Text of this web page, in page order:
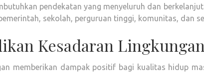
pendekatan yang menyeluruh dan
sekolah, perguruan tinggi, komunitas, dan
Kesadaran Lingkungan
memberikan dampak positif bagi kualitas hidup